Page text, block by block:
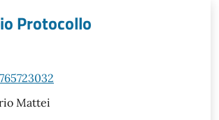
Protocollo
Mattei